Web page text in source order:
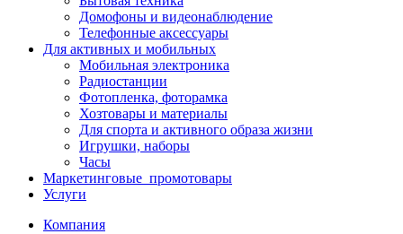
Домофоны и видеонаблюдение
Телефонные аксессуары
Для активных и мобильных
Мобильная электроника
Радиостанции
Фотопленка, фоторамка
Хозтовары и материалы
Для спорта и активного образа жизни
Игрушки, наборы
Часы
Маркетинговые_промотовары
Услуги
Компания